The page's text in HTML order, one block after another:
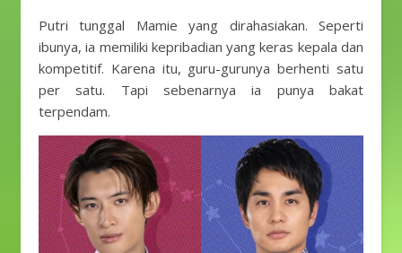
Putri tunggal Mamie yang dirahasiakan. Seperti
ibunya, ia memiliki kepribadian yang keras kepala dan
kompetitif. Karena itu, guru-gurunya berhenti satu
per satu. Tapi sebenarnya ia punya bakat
terpendam.